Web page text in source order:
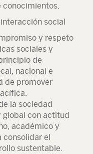
conocimientos.
social
y respeto
sociales y
de
nacional e
de promover
la sociedad
global con actitud
académico y
consolidar el
sustentable.